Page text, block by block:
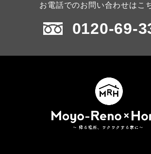
お電話でのお問い合わせはこ
0120-69-